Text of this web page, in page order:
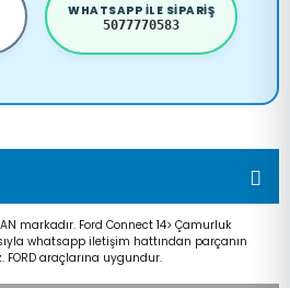
WHATSAPP ILE SIPARIŞ
5077770583
markadır. Ford Connect 14> Çamurluk
whatsapp iletişim hattından parçanın
araçlarına uygundur.